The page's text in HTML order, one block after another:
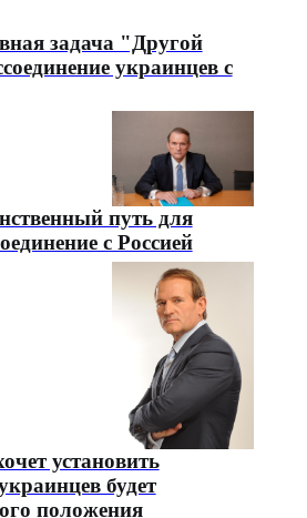
задача "Другой
украинцев с
путь для
с Россией
установить
будет
положения